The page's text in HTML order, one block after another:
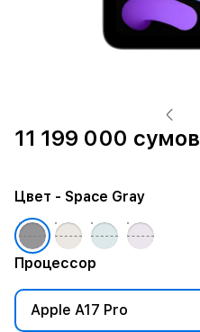
11 199 000 сумов
Цвет - Space Gray
Процессор
Apple A17 Pro